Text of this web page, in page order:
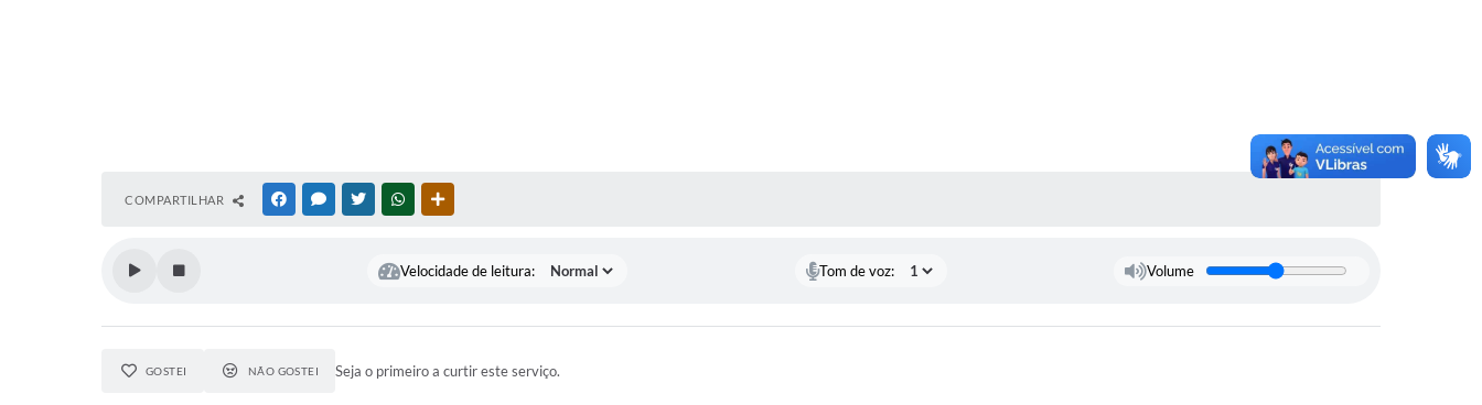
COMPARTILHAR FACEBOOKMESSENGER
TWITTERWHATSAPP
Velocidade de leitura: Tom de voz: Volume
GOSTEI NÃO GOSTEI Seja o primeiro a curtir este serviço.